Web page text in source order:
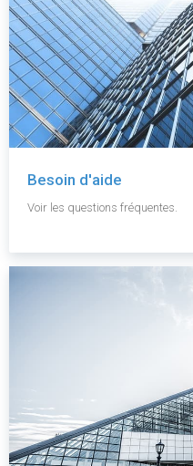
Besoin d'aide
Voir les questions fréquentes.